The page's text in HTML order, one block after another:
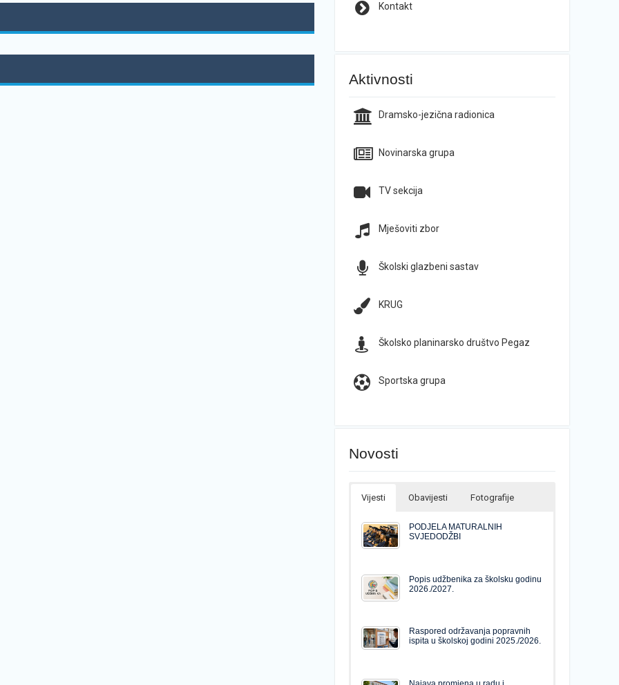
Kontakt
Aktivnosti
Dramsko-jezična radionica
Novinarska grupa
TV sekcija
Mješoviti zbor
Školski glazbeni sastav
KRUG
Školsko planinarsko društvo Pegaz
Sportska grupa
Novosti
Vijesti Obavijesti Fotografije
PODJELA MATURALNIH
SVJEDODŽBI
Popis udžbenika za školsku godinu
2026./2027.
Raspored održavanja popravnih
ispita u školskoj godini 2025./2026.
Najava promjena u radu i